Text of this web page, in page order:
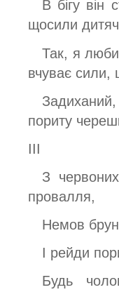
В бігу він
щосили
Так, я
вчуває сили,
Задиханий,
пориту
ІІІ
З
провалля,
Немов
І рейди
Будь